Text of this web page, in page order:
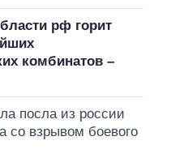
рф горит
комбинатов –
посла из россии
со взрывом боевого